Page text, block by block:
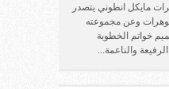
مايكل انطوني يتصدر
وعن مجموعته
خواتم الخطوبة
والناعمة...